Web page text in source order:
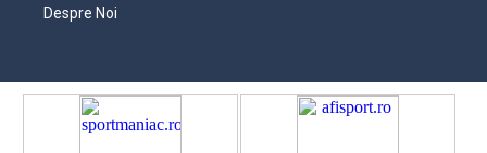
Despre Noi